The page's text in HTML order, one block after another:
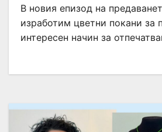
В новия епизод на
изработим цветни покани
интересен начин за